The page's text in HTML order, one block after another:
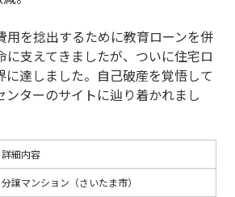
用を捻出するために教育ローンを併
に支えてきましたが、ついに住宅ロ
に達しました。自己破産を覚悟して
ンターのサイトに辿り着かれまし
詳細内容
分譲マンション（さいたま市）